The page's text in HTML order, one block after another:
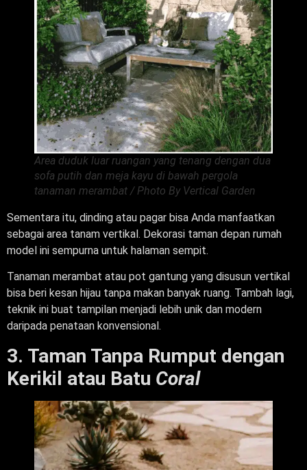
Area duduk luar ruangan yang tenang dengan dua
sofa putih dan meja kayu di bawah pergola
tanaman merambat / Photo By Vertical Garden
Sementara itu, dinding atau pagar bisa Anda manfaatkan
sebagai area tanam vertikal. Dekorasi taman depan rumah
model ini sempurna untuk halaman sempit.
Tanaman merambat atau pot gantung yang disusun vertikal
bisa beri kesan hijau tanpa makan banyak ruang. Tambah lagi,
teknik ini buat tampilan menjadi lebih unik dan modern
daripada penataan konvensional.
3. Taman Tanpa Rumput dengan
Kerikil atau Batu Coral